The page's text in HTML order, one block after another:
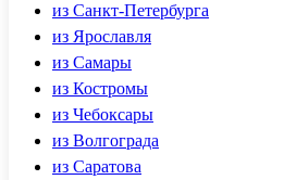
из Санкт-Петербурга
из Ярославля
из Самары
из Костромы
из Чебоксары
из Волгограда
из Саратова